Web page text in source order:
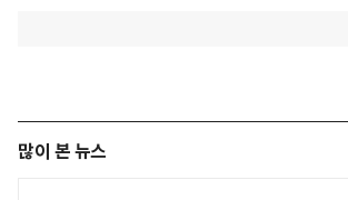
많이 본 뉴스